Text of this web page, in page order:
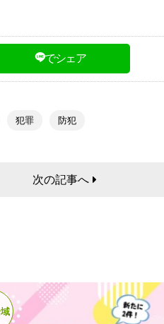
でシェア
犯罪 防犯
次の記事へ